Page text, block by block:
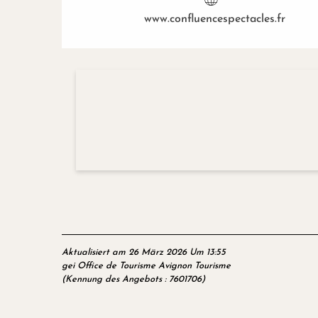
www.confluencespectacles.fr
Aktualisiert am 26 März 2026 Um 13:55
gei Office de Tourisme Avignon Tourisme
(Kennung des Angebots : 7601706)